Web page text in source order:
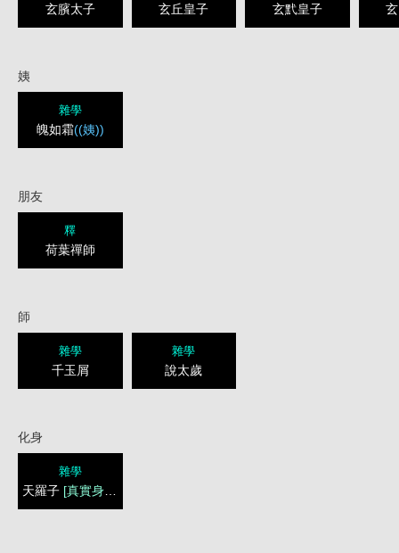
玄臏太子 玄丘皇子 玄黓皇子
姨
雜學
魄如霜((姨))
朋友
釋
荷葉禪師
師
雜學
千玉屑
雜學
說太歲
化身
雜學
天羅子 [真實身份]